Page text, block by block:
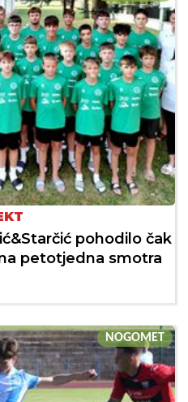
pohodilo čak
petotjedna smotra
NOGOMET